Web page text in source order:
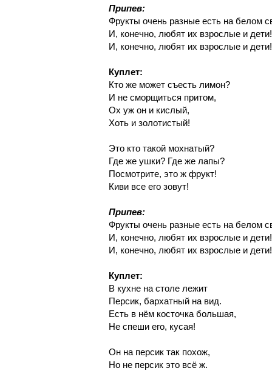
Припев:
Фрукты очень разные есть на белом
И, конечно, любят их взрослые и дети!
И, конечно, любят их взрослые и дети!
Куплет:
Кто же может съесть лимон?
И не сморщиться притом,
Ох уж он и кислый,
Хоть и золотистый!
Это кто такой мохнатый?
Где же ушки? Где же лапы?
Посмотрите, это ж фрукт!
Киви все его зовут!
Припев:
Фрукты очень разные есть на белом
И, конечно, любят их взрослые и дети!
И, конечно, любят их взрослые и дети!
Куплет:
В кухне на столе лежит
Персик, бархатный на вид.
Есть в нём косточка большая,
Не спеши его, кусая!
Он на персик так похож,
Но не персик это всё ж.